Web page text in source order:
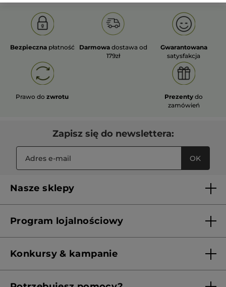
Bezpieczna płatność Darmowa dostawa od
179zł
Gwarantowana
satysfakcja
Prawo dozwrotu Prezenty do
zamówień
Zapisz się do newslettera:
OK
Nasze sklepy
Franczyza
Program lojalnościowy
Konkursy & kampanie